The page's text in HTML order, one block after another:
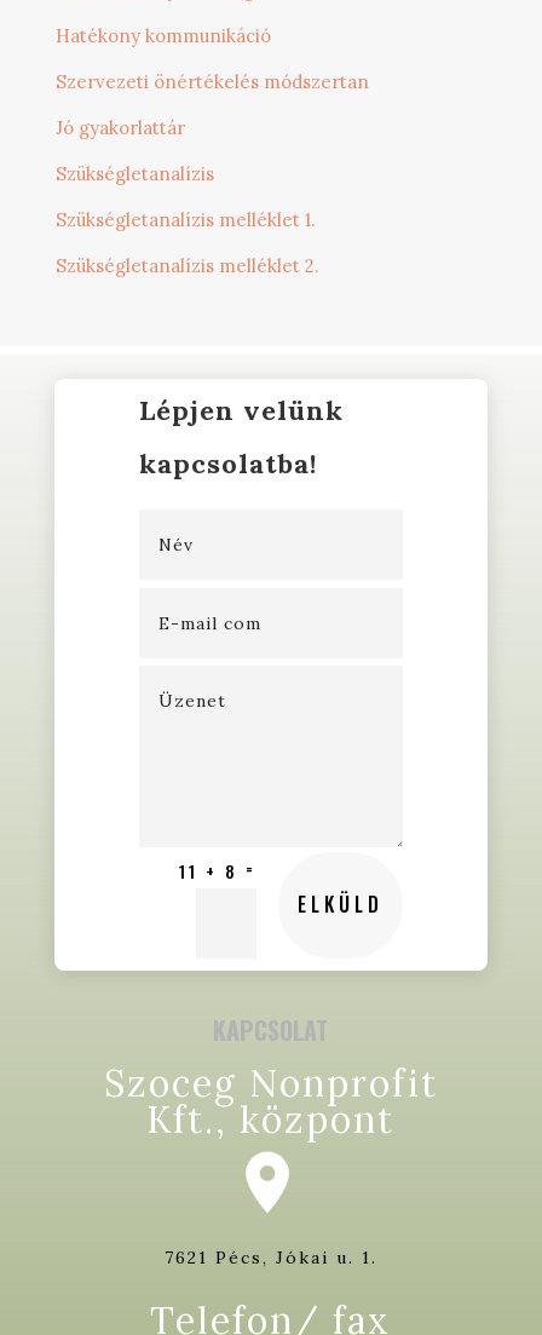
Hatékony kommunikáció
Szervezeti önértékelés módszertan
Jó gyakorlattár
Szükségletanalízis
Szükségletanalízis melléklet 1.
Szükségletanalízis melléklet 2.
Lépjen velünk
kapcsolatba!
11 + 8 =
ELKÜLD
KAPCSOLAT
Szoceg Nonprofit
Kft., központ
7621 Pécs, Jókai u. 1.
Telefon/ fax